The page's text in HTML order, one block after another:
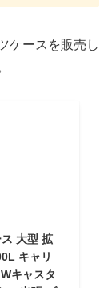
ケースを販売し
大型 拡
キャリ
キャスタ